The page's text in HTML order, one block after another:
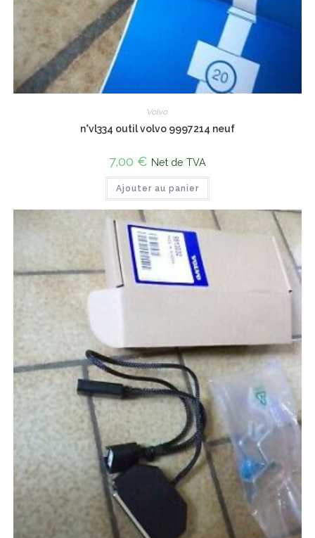
Volvo
n°vl334 outil volvo 9997214 neuf
7,00 € Net de TVA
Ajouter au panier